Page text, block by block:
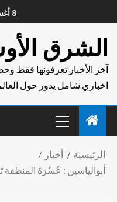
8 أغسطس، 2026
الشرق
آخر الأخبار تعرفونها فقط
اخباري شامل يدور حول
الرئيسية
أخبار
أبوالياسين : عُسْرَةَ المنطقة